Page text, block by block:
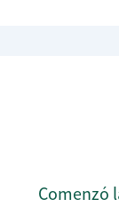
Comenzó